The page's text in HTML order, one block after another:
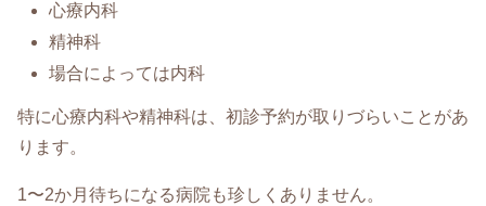
心療内科
精神科
場合によっては内科
特に心療内科や精神科は、初診予約が取りづらいことがあ
ります。
1〜2か月待ちになる病院も珍しくありません。